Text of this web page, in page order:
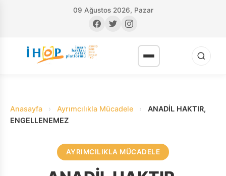
09 Ağustos 2026, Pazar
Anasayfa › Ayrımcılıkla Mücadele ›
ANADİL HAKTIR,
ENGELLENEMEZ
AYRIMCILIKLA MÜCADELE